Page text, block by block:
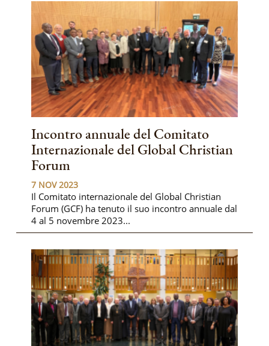
Incontro annuale del Comitato
Internazionale del Global Christian
Forum
7 NOV 2023
Il Comitato internazionale del Global Christian
Forum (GCF) ha tenuto il suo incontro annuale dal
4 al 5 novembre 2023...